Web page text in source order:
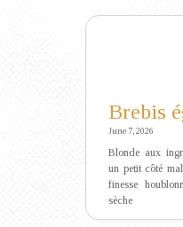
Brebis
June 7, 2026
Blonde aux
un petit côté
finesse
sèche